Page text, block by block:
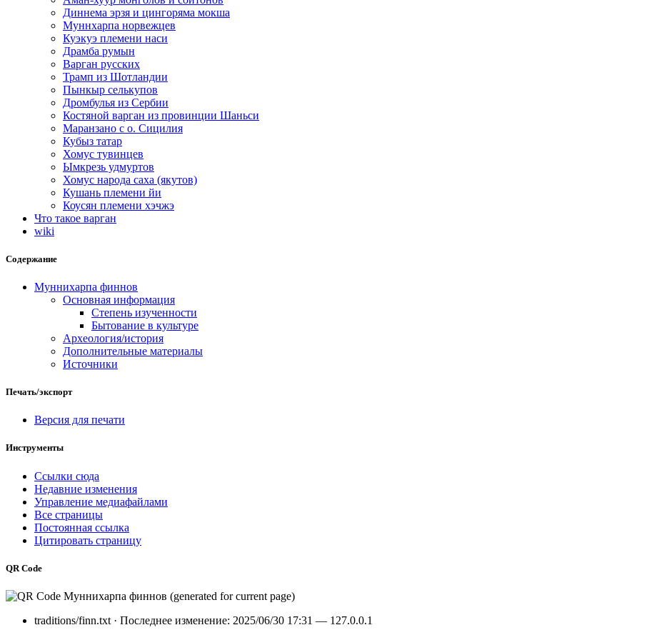
Диннема эрзя и цингоряма мокша
Муннхарпа норвежцев
Куэкуэ племени наси
Драмба румын
Варган русских
Трамп из Шотландии
Пынкыр селькупов
Дромбулья из Сербии
Костяной варган из провинции Шаньси
Маранзано с о. Сицилия
Кубыз татар
Хомус тувинцев
Ымкрезь удмуртов
Хомус народа саха (якутов)
Кушань племени йи
Коусян племени хэчжэ
Что такое варган
wiki
Содержание
Муннихарпа финнов
Основная информация
Степень изученности
Бытование в культуре
Археология/история
Дополнительные материалы
Источники
Печать/экспорт
Версия для печати
Инструменты
Ссылки сюда
Недавние изменения
Управление медиафайлами
Все страницы
Постоянная ссылка
Цитировать страницу
QR Code
traditions/finn.txt · Последнее изменение: 2025/06/30 17:31 — 127.0.0.1